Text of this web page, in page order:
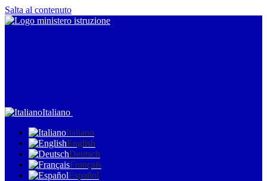
Salta al contenuto
Italiano
Italiano
English
Deutsch
Français
Español